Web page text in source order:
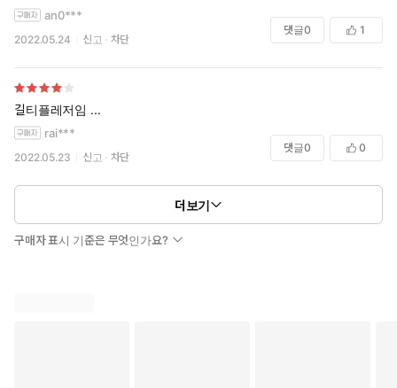
an0***
2022.05.24 신고 차단
댓글0 1
길티플레저임 ...
rai***
2022.05.23 신고 차단
댓글0 0
더보기
구매자 표시 기준은 무엇인가요?